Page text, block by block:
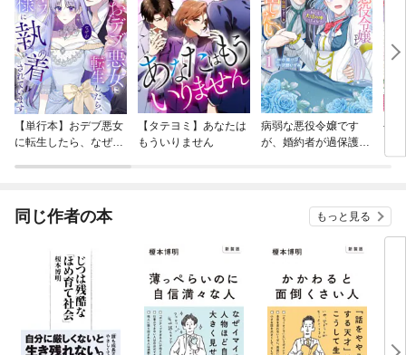
【単行本】おデブ悪女
に転生したら、なぜか
【タテヨミ】あなたは
もういりません
病弱な悪役令嬢です
が、婚約者が過保護す
公
同じ作者の本 もっと見る